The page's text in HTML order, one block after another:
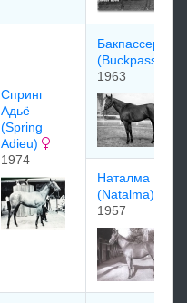
Спринг
Адьё
(Spring
Adieu)
1974
Бакпассер
(Buckpasser)
1963
Наталма
(Natalma)
1957